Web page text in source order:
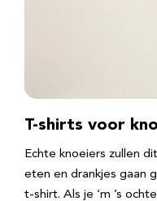
T-shirts voor
Echte knoeiers zullen
eten en drankjes gaan
t-shirt. Als je ‘m ’s